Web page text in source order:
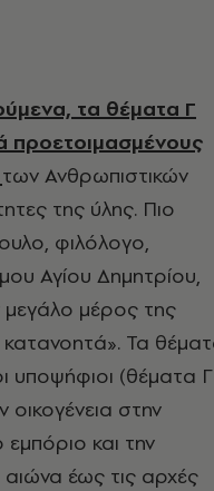
τα θέματα Γ
προετοιμασμένους
των Ανθρωπιστικών
της ύλης. Πιο
φιλόλογο,
Αγίου Δημητρίου,
μέρος της
κατανοητά». Τα
υποψήφιοι (θέματα Γ
στην
και την
έως τις αρχές